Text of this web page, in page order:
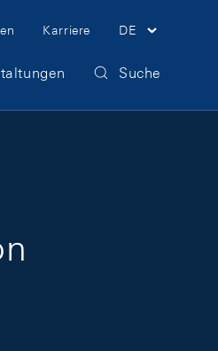
Karriere DE
Suche